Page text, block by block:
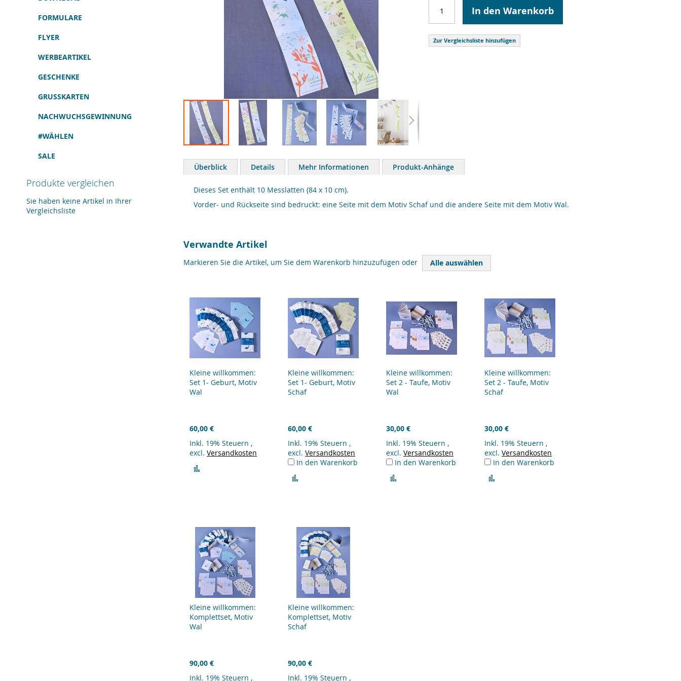
In den Warenkorb
Zur Vergleichsliste hinzufügen
Anfang
springen
Überblick Details Mehr Informationen Produkt-Anhänge
Dieses Set enthält 10 Messlatten (84 x 10 cm).
Vorder- und Rückseite sind bedruckt: eine Seite mit dem Motiv Schaf und die andere Seite mit dem Motiv Wal.
Verwandte Artikel
Markieren Sie die Artikel, um Sie dem Warenkorb hinzuzufügen oder Alle auswählen
Kleine willkommen:
Set 1- Geburt, Motiv
Wal
60,00 €
Inkl. 19% Steuern ,
excl. Versandkosten
Kleine willkommen:
Set 1- Geburt, Motiv
Schaf
60,00 €
Inkl. 19% Steuern ,
excl. Versandkosten
In den Warenkorb
Kleine willkommen:
Set 2 - Taufe, Motiv
Wal
30,00 €
Inkl. 19% Steuern ,
excl. Versandkosten
In den Warenkorb
Kleine willkommen:
Set 2 - Taufe, Motiv
Schaf
30,00 €
Inkl. 19% Steuern ,
excl. Versandkosten
In den Warenkorb
Kleine willkommen:
Komplettset, Motiv
Wal
90,00 €
Inkl. 19% Steuern ,
Kleine willkommen:
Komplettset, Motiv
Schaf
90,00 €
Inkl. 19% Steuern ,
FORMULARE
FLYER
WERBEARTIKEL
GESCHENKE
GRUSSKARTEN
NACHWUCHSGEWINNUNG
#WÄHLEN
SALE
Produkte vergleichen
Sie haben keine Artikel in Ihrer
Vergleichsliste